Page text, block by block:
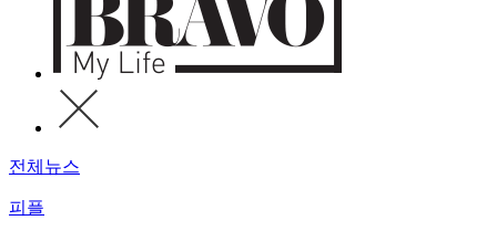
전체뉴스
피플